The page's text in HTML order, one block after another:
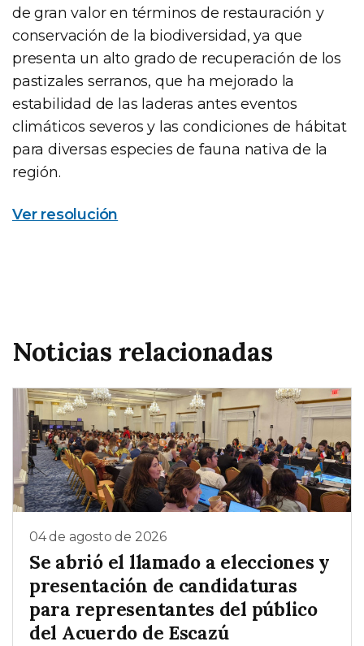
de gran valor en términos de restauración y
conservación de la biodiversidad, ya que
presenta un alto grado de recuperación de los
pastizales serranos, que ha mejorado la
estabilidad de las laderas antes eventos
climáticos severos y las condiciones de hábitat
para diversas especies de fauna nativa de la
región.
Ver resolución
Noticias relacionadas
04 de agosto de 2026
Se abrió el llamado a elecciones y
presentación de candidaturas
para representantes del público
del Acuerdo de Escazú